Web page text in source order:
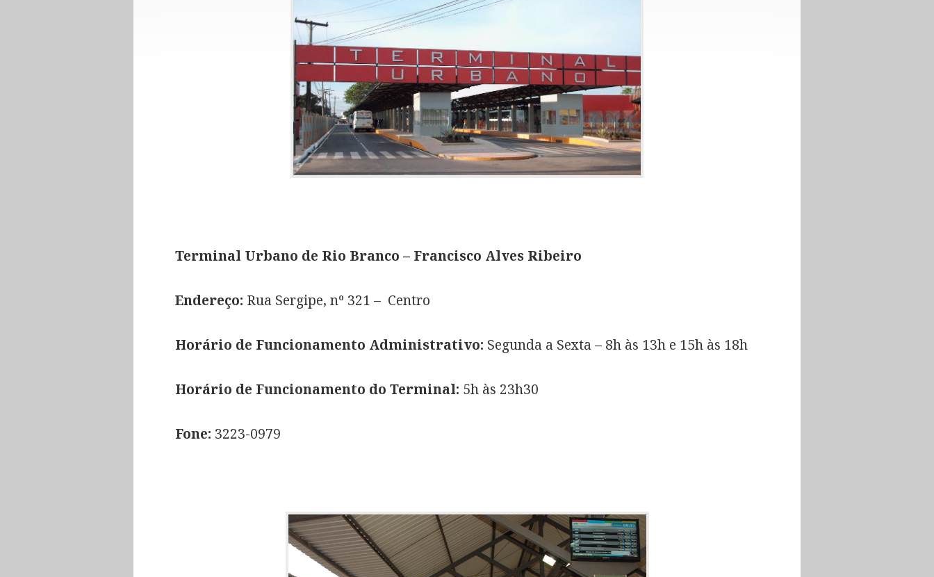
Terminal Urbano de Rio Branco – Francisco Alves Ribeiro
Endereço: Rua Sergipe, nº 321 – Centro
Horário de Funcionamento Administrativo: Segunda a Sexta – 8h às 13h e 15h às 18h
Horário de Funcionamento do Terminal: 5h às 23h30
Fone: 3223-0979